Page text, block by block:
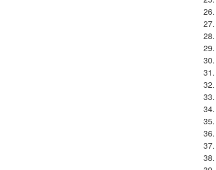
26.
27.
28.
29.
30.
31.
32.
33.
34.
35.
36.
37.
38.